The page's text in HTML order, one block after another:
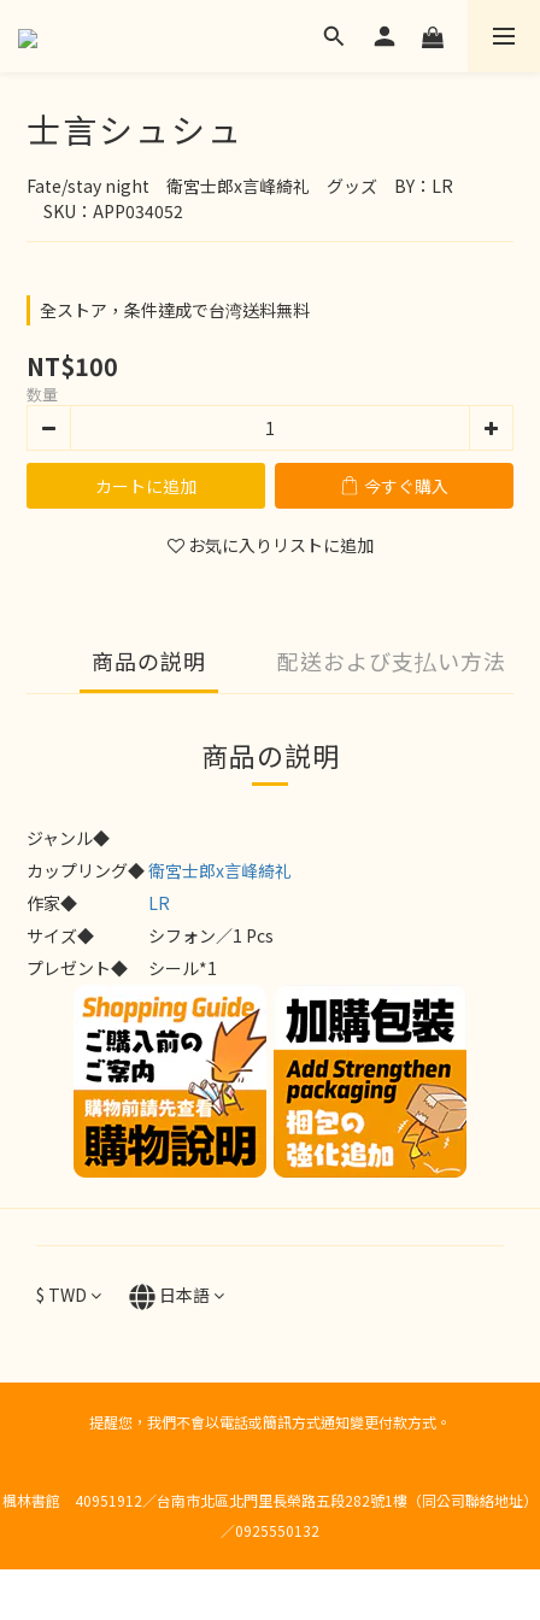
士言シュシュ
Fate/stay night　衛宮士郎x言峰綺礼　グッズ　BY：LR
SKU：APP034052
全ストア，条件達成で台湾送料無料
NT$100
数量
カートに追加 今すぐ購入
お気に入りリストに追加
商品の説明 配送および支払い方法
商品の説明
ジャンル◆
カップリング◆衛宮士郎x言峰綺礼
作家◆
LR
サイズ◆
シフォン／1 Pcs
プレゼント◆
シール*1
$ TWD 日本語
提醒您，我們不會以電話或簡訊方式通知變更付款方式。
楓林書館 40951912／台南市北區北門里長榮路五段282號1樓（同公司聯絡地址）
／0925550132